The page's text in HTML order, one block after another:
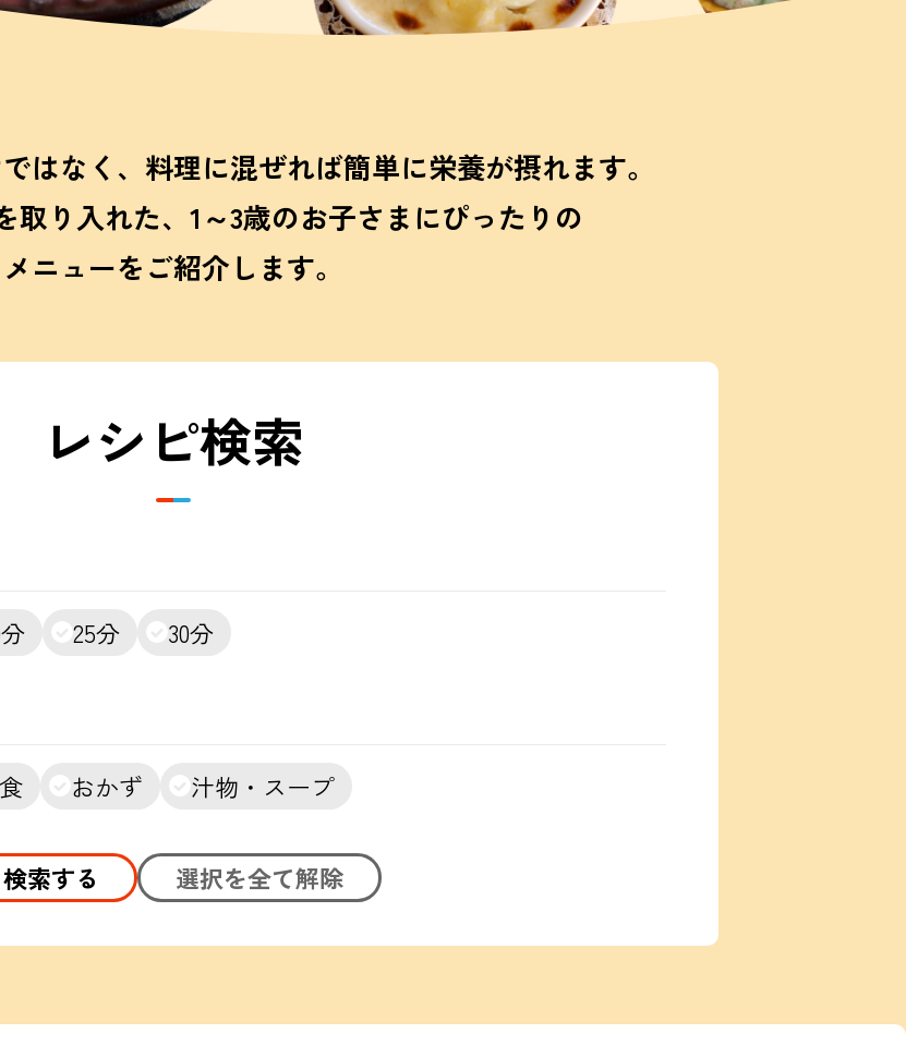
はなく、 料理に混ぜれば簡単に栄養が摂れます。
取り入れた、1～3歳のお子さまにぴったりの
メニューをご紹介します。
レシピ検索
25分 30分
おかず 汁物・スープ
検索する 選択を全て解除